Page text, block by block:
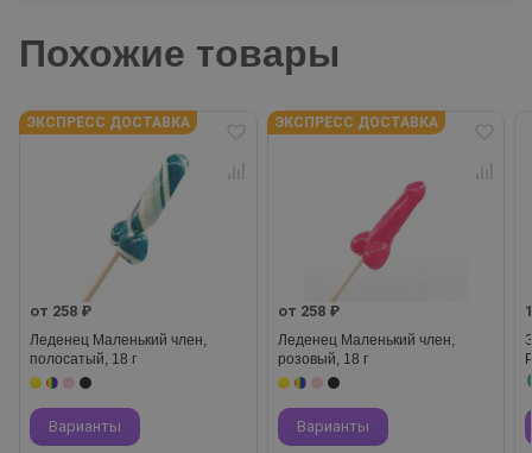
Похожие товары
ЭКСПРЕСС ДОСТАВКА
от 258 ₽
Леденец Маленький член,
полосатый, 18 г
Варианты
ЭКСПРЕСС ДОСТАВКА
от 258 ₽
Леденец Маленький член,
розовый, 18 г
Варианты